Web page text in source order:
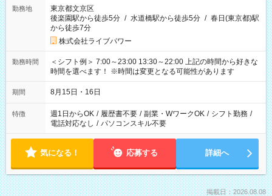
勤務地
東京都文京区
後楽園駅から徒歩5分 / 水道橋駅から徒歩5分 / 春日(東京都)駅
から徒歩7分
株式会社ライブパワー
勤務時間
＜シフト例＞ 7:00～23:00 13:30～22:00 上記の時間から好きな
時間を選べます！ ※時間は変更となる可能性があります
期間 8月15日・16日
特徴 週1日からOK / 履歴書不要 / 副業・WワークOK / シフト勤務 /
電話対応なし / パソコンスキル不要
気になる！ 応募する 詳細へ
掲載日：2026.08.08